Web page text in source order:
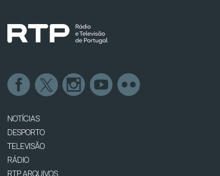
NOTÍCIAS
DESPORTO
TELEVISÃO
RÁDIO
RTP ARQUIVOS